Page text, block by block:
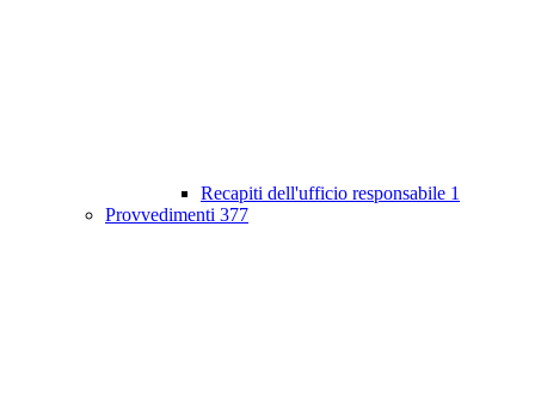
Recapiti dell'ufficio responsabile 1
Provvedimenti 377